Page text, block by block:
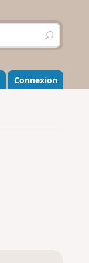
R
e
h
e
r
r
Connexion